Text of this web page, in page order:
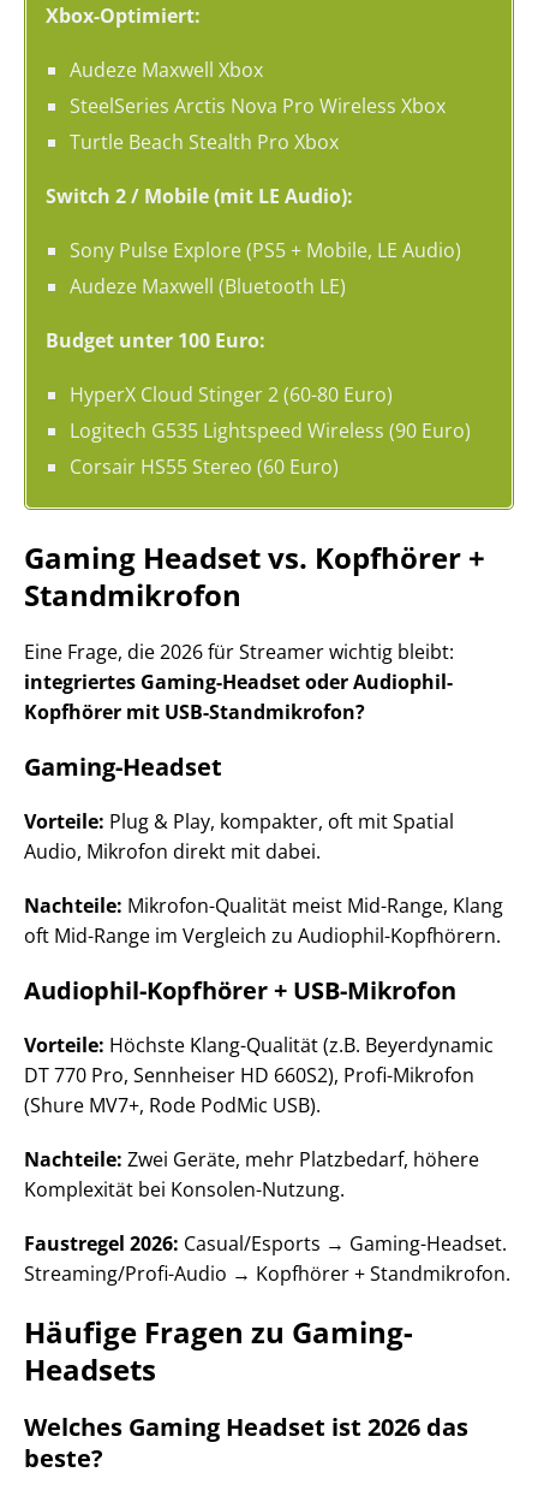
Xbox-Optimiert:
Audeze Maxwell Xbox
SteelSeries Arctis Nova Pro Wireless Xbox
Turtle Beach Stealth Pro Xbox
Switch 2 / Mobile (mit LE Audio):
Sony Pulse Explore (PS5 + Mobile, LE Audio)
Audeze Maxwell (Bluetooth LE)
Budget unter 100 Euro:
HyperX Cloud Stinger 2 (60-80 Euro)
Logitech G535 Lightspeed Wireless (90 Euro)
Corsair HS55 Stereo (60 Euro)
Gaming Headset vs. Kopfhörer +
Standmikrofon
Eine Frage, die 2026 für Streamer wichtig bleibt:
integriertes Gaming-Headset oder Audiophil-
Kopfhörer mit USB-Standmikrofon?
Gaming-Headset
Vorteile: Plug & Play, kompakter, oft mit Spatial
Audio, Mikrofon direkt mit dabei.
Nachteile: Mikrofon-Qualität meist Mid-Range, Klang
oft Mid-Range im Vergleich zu Audiophil-Kopfhörern.
Audiophil-Kopfhörer + USB-Mikrofon
Vorteile: Höchste Klang-Qualität (z.B. Beyerdynamic
DT 770 Pro, Sennheiser HD 660S2), Profi-Mikrofon
(Shure MV7+, Rode PodMic USB).
Nachteile: Zwei Geräte, mehr Platzbedarf, höhere
Komplexität bei Konsolen-Nutzung.
Faustregel 2026: Casual/Esports → Gaming-Headset.
Streaming/Profi-Audio → Kopfhörer + Standmikrofon.
Häufige Fragen zu Gaming-
Headsets
Welches Gaming Headset ist 2026 das
beste?